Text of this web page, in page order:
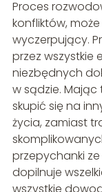
Proces
konfliktów,
wyczerpujący.
przez
niezbędnych
w sądzie. Mając
skupić się na
życia, zamiast
przepychanki ze
dopilnuje
wszystkie